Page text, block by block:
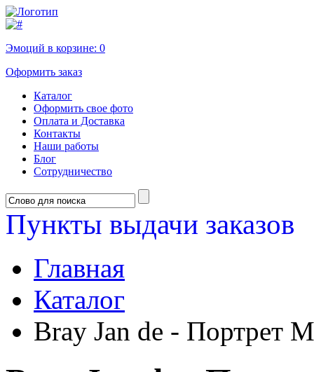
Эмоций в корзине: 0
Оформить заказ
Каталог
Оформить свое фото
Оплата и Доставка
Контакты
Наши работы
Блог
Сотрудничество
Пункты выдачи заказов
Главная
Каталог
Bray Jan de - Портрет